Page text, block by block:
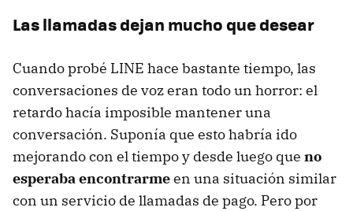
Las llamadas dejan mucho que desear
Cuando probé LINE hace bastante tiempo, las
conversaciones de voz eran todo un horror: el
retardo hacía imposible mantener una
conversación. Suponía que esto habría ido
mejorando con el tiempo y desde luego que no
esperaba encontrarmeen una situación similar
con un servicio de llamadas de pago. Pero por